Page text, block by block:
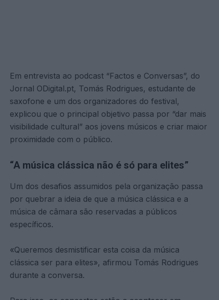
Em entrevista ao podcast “Factos e Conversas”, do
Jornal ODigital.pt, Tomás Rodrigues, estudante de
saxofone e um dos organizadores do festival,
explicou que o principal objetivo passa por “dar mais
visibilidade cultural” aos jovens músicos e criar maior
proximidade com o público.
“A música clássica não é só para elites”
Um dos desafios assumidos pela organização passa
por quebrar a ideia de que a música clássica e a
música de câmara são reservadas a públicos
específicos.
«Queremos desmistificar esta coisa da música
clássica ser para elites», afirmou Tomás Rodrigues
durante a conversa.